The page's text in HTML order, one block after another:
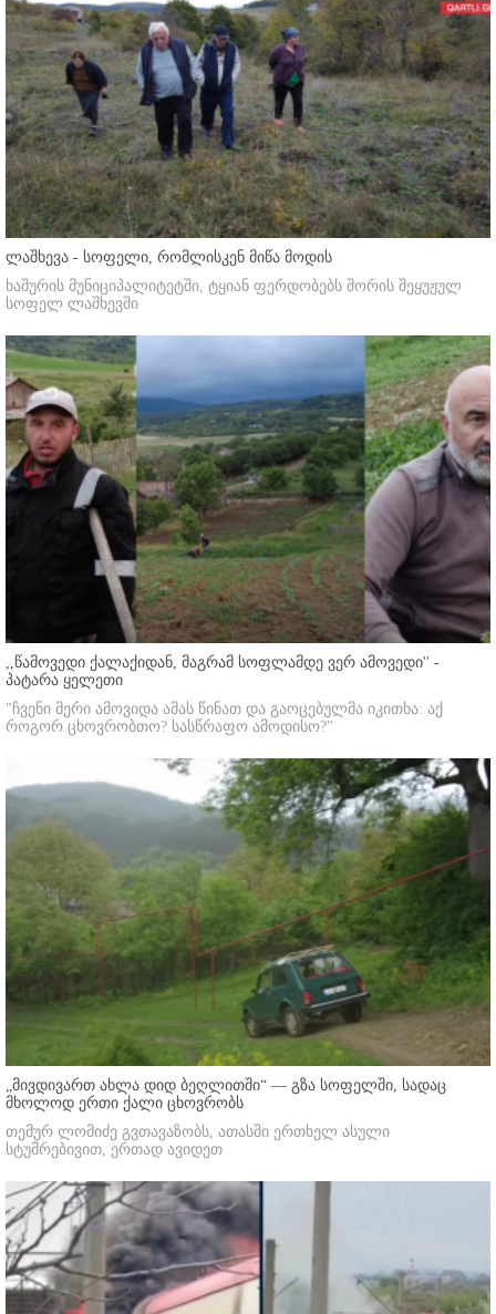
ლაშხევა - სოფელი, რომლისკენ მიწა მოდის
ხაშურის მუნიციპალიტეტში, ტყიან ფერდობებს შორის შეყუჟულ
სოფელ ლაშხევში
,,წამოვედი ქალაქიდან, მაგრამ სოფლამდე ვერ ამოვედი'' -
პატარა ყელეთი
"ჩვენი მერი ამოვიდა ამას წინათ და გაოცებულმა იკითხა: აქ
როგორ ცხოვრობთო? სასწრაფო ამოდისო?"
„მივდივართ ახლა დიდ ბეღლითში“ — გზა სოფელში, სადაც
მხოლოდ ერთი ქალი ცხოვრობს
თემურ ლომიძე გვთავაზობს, ათასში ერთხელ ასული
სტუმრებივით, ერთად ავიდეთ